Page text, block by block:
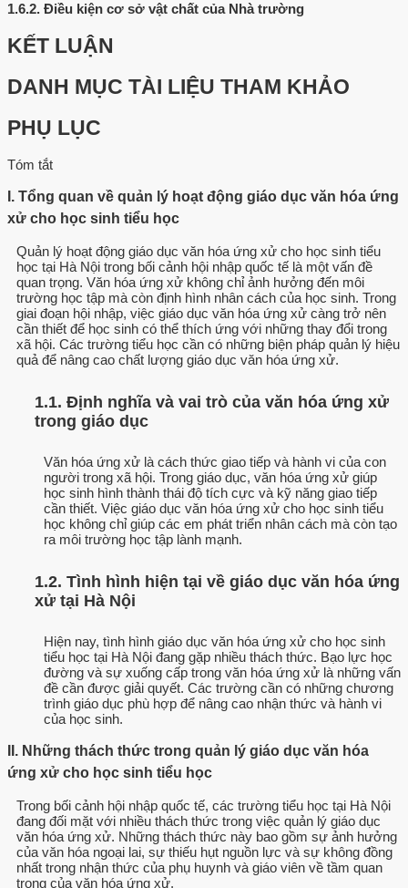
1.6.2. Điều kiện cơ sở vật chất của Nhà trường
KẾT LUẬN
DANH MỤC TÀI LIỆU THAM KHẢO
PHỤ LỤC
Tóm tắt
I. Tổng quan về quản lý hoạt động giáo dục văn hóa ứng
xử cho học sinh tiểu học
Quản lý hoạt động giáo dục văn hóa ứng xử cho học sinh tiểu
học tại Hà Nội trong bối cảnh hội nhập quốc tế là một vấn đề
quan trọng. Văn hóa ứng xử không chỉ ảnh hưởng đến môi
trường học tập mà còn định hình nhân cách của học sinh. Trong
giai đoạn hội nhập, việc giáo dục văn hóa ứng xử càng trở nên
cần thiết để học sinh có thể thích ứng với những thay đổi trong
xã hội. Các trường tiểu học cần có những biện pháp quản lý hiệu
quả để nâng cao chất lượng giáo dục văn hóa ứng xử.
1.1. Định nghĩa và vai trò của văn hóa ứng xử
trong giáo dục
Văn hóa ứng xử là cách thức giao tiếp và hành vi của con
người trong xã hội. Trong giáo dục, văn hóa ứng xử giúp
học sinh hình thành thái độ tích cực và kỹ năng giao tiếp
cần thiết. Việc giáo dục văn hóa ứng xử cho học sinh tiểu
học không chỉ giúp các em phát triển nhân cách mà còn tạo
ra môi trường học tập lành mạnh.
1.2. Tình hình hiện tại về giáo dục văn hóa ứng
xử tại Hà Nội
Hiện nay, tình hình giáo dục văn hóa ứng xử cho học sinh
tiểu học tại Hà Nội đang gặp nhiều thách thức. Bạo lực học
đường và sự xuống cấp trong văn hóa ứng xử là những vấn
đề cần được giải quyết. Các trường cần có những chương
trình giáo dục phù hợp để nâng cao nhận thức và hành vi
của học sinh.
II. Những thách thức trong quản lý giáo dục văn hóa
ứng xử cho học sinh tiểu học
Trong bối cảnh hội nhập quốc tế, các trường tiểu học tại Hà Nội
đang đối mặt với nhiều thách thức trong việc quản lý giáo dục
văn hóa ứng xử. Những thách thức này bao gồm sự ảnh hưởng
của văn hóa ngoại lai, sự thiếu hụt nguồn lực và sự không đồng
nhất trong nhận thức của phụ huynh và giáo viên về tầm quan
trọng của văn hóa ứng xử.